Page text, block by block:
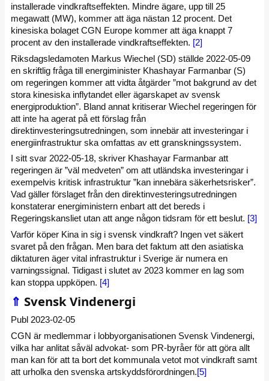
installerade vindkraftseffekten. Mindre ägare, upp till 25
megawatt (MW), kommer att äga nästan 12 procent. Det
kinesiska bolaget CGN Europe kommer att äga knappt 7
procent av den installerade vindkraftseffekten. [2]
Riksdagsledamoten Markus Wiechel (SD) ställde 2022-05-09
en skriftlig fråga till energiminister Khashayar Farmanbar (S)
om regeringen kommer att vidta åtgärder ”mot bakgrund av det
stora kinesiska inflytandet eller ägarskapet av svensk
energiproduktion”. Bland annat kritiserar Wiechel regeringen för
att inte ha agerat på ett förslag från
direktinvesteringsutredningen, som innebär att investeringar i
energiinfrastruktur ska omfattas av ett granskningssystem.
I sitt svar 2022-05-18, skriver Khashayar Farmanbar att
regeringen är ”väl medveten” om att utländska investeringar i
exempelvis kritisk infrastruktur ”kan innebära säkerhetsrisker”.
Vad gäller förslaget från den direktinvesteringsutredningen
konstaterar energiministern enbart att det bereds i
Regeringskansliet utan att ange någon tidsram för ett beslut. [3]
Varför köper Kina in sig i svensk vindkraft? Ingen vet säkert
svaret på den frågan. Men bara det faktum att den asiatiska
diktaturen äger vital infrastruktur i Sverige är numera en
varningssignal. Tidigast i slutet av 2023 kommer en lag som
kan stoppa uppköpen. [4]
⇑ Svensk Vindenergi
Publ 2023-02-05
CGN är medlemmar i lobbyorganisationen Svensk Vindenergi,
vilka har anlitat såväl advokat- som PR-byråer för att göra allt
man kan för att ta bort det kommunala vetot mot vindkraft samt
att urholka den svenska artskyddsförordningen.[5]